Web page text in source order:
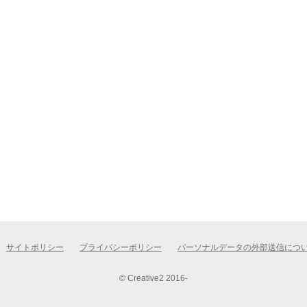
サイトポリシー プライバシーポリシー パーソナルデータの外部送信につ
© Creative2 2016-